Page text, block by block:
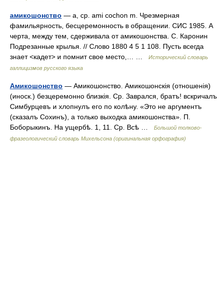
амикошонство — а, ср. ami cochon m. Чрезмерная
фамильярность, бесцеремонность в обращении. СИС 1985. А
черта, между тем, сдерживала от амикошонства. С. Каронин
Подрезанные крылья. // Слово 1880 4 5 1 108. Пусть всегда
знает <кадет> и помнит свое место,… …
Исторический словарь
галлицизмов русского языка
Амикошонство — Амикошонство. Амикошонскія (отношенія)
(иноск.) безцеремонно близкія. Ср. Заврался, братъ! вскричалъ
Симбурцевъ и хлопнулъ его по колѣну. «Это не аргументъ
(сказалъ Сохинъ), а только выходка амикошонства». П.
Боборыкинъ. На ущербѣ. 1, 11. Ср. Всѣ …
Большой толково-
фразеологический словарь Михельсона (оригинальная орфография)